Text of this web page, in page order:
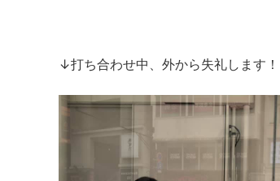
↓打ち合わせ中、外から失礼します！